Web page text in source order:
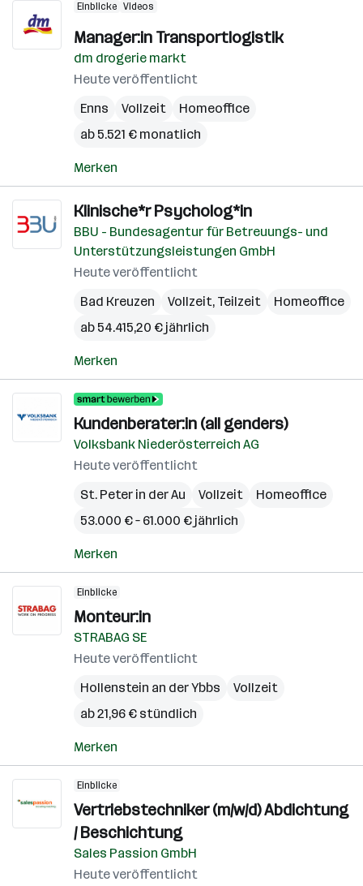
Einblicke Videos
Manager:in Transportlogistik
dm drogerie markt
Heute veröffentlicht
Enns
Vollzeit
Homeoffice
ab 5.521 € monatlich
Merken
Klinische*r Psycholog*in
BBU - Bundesagentur für Betreuungs- und
Unterstützungsleistungen GmbH
Heute veröffentlicht
Bad Kreuzen
Vollzeit, Teilzeit
Homeoffice
ab 54.415,20 € jährlich
Merken
Kundenberater:in (all genders)
Volksbank Niederösterreich AG
Heute veröffentlicht
St. Peter in der Au
Vollzeit
Homeoffice
53.000 € – 61.000 € jährlich
Merken
Einblicke
Monteur:in
STRABAG SE
Heute veröffentlicht
Hollenstein an der Ybbs
Vollzeit
ab 21,96 € stündlich
Merken
Einblicke
Vertriebstechniker (m/w/d) Abdichtung
/ Beschichtung
Sales Passion GmbH
Heute veröffentlicht